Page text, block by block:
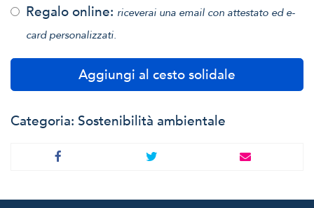
il
miele
quantità
Regalo online: riceverai una email con attestato ed e-
card personalizzati.
Aggiungi al cesto solidale
Categoria: Sostenibilità ambientale